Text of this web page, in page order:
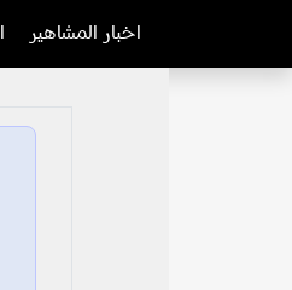
اخبار المشاهير